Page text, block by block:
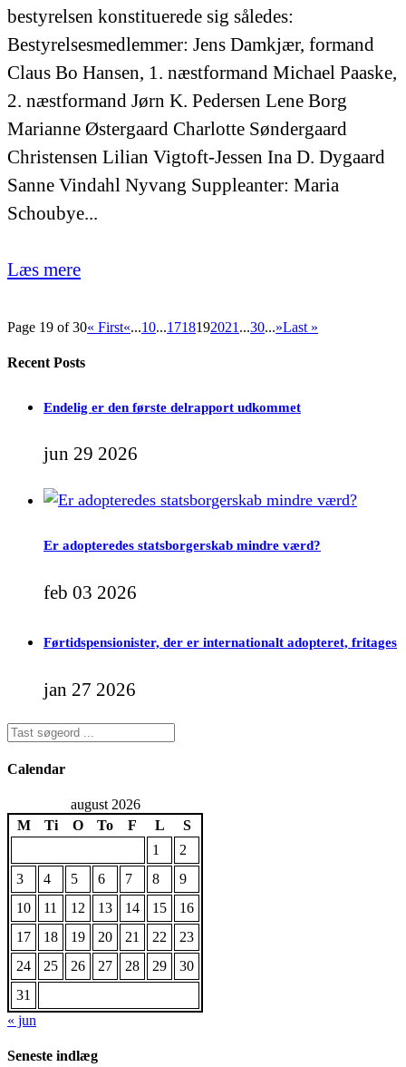
bestyrelsen konstituerede sig således:
Bestyrelsesmedlemmer: Jens Damkjær, formand
Claus Bo Hansen, 1. næstformand Michael Paaske,
2. næstformand Jørn K. Pedersen Lene Borg
Marianne Østergaard Charlotte Søndergaard
Christensen Lilian Vigtoft-Jessen Ina D. Dygaard
Sanne Vindahl Nyvang Suppleanter: Maria
Schoubye...
Læs mere
Page 19 of 30« First«...10...1718192021 ...30...»Last »
Recent Posts
Endelig er den første delrapport udkommet
jun 29 2026
Er adopteredes statsborgerskab mindre værd?
feb 03 2026
Førtidspensionister, der er internationalt adopteret, fritages
jan 27 2026
Calendar
august 2026
M
Ti O To F L
S
1
2
3
4 5 6 7 8
9
10
11 12 13 14 15
16
17
18 19 20 21 22
23
24
25 26 27 28 29
30
31
« jun
Seneste indlæg